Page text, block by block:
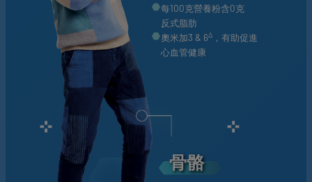
每100克營養粉含0克
反式脂肪
奧米加3 & 6∆ ，有助促進
心血管健康
骨骼